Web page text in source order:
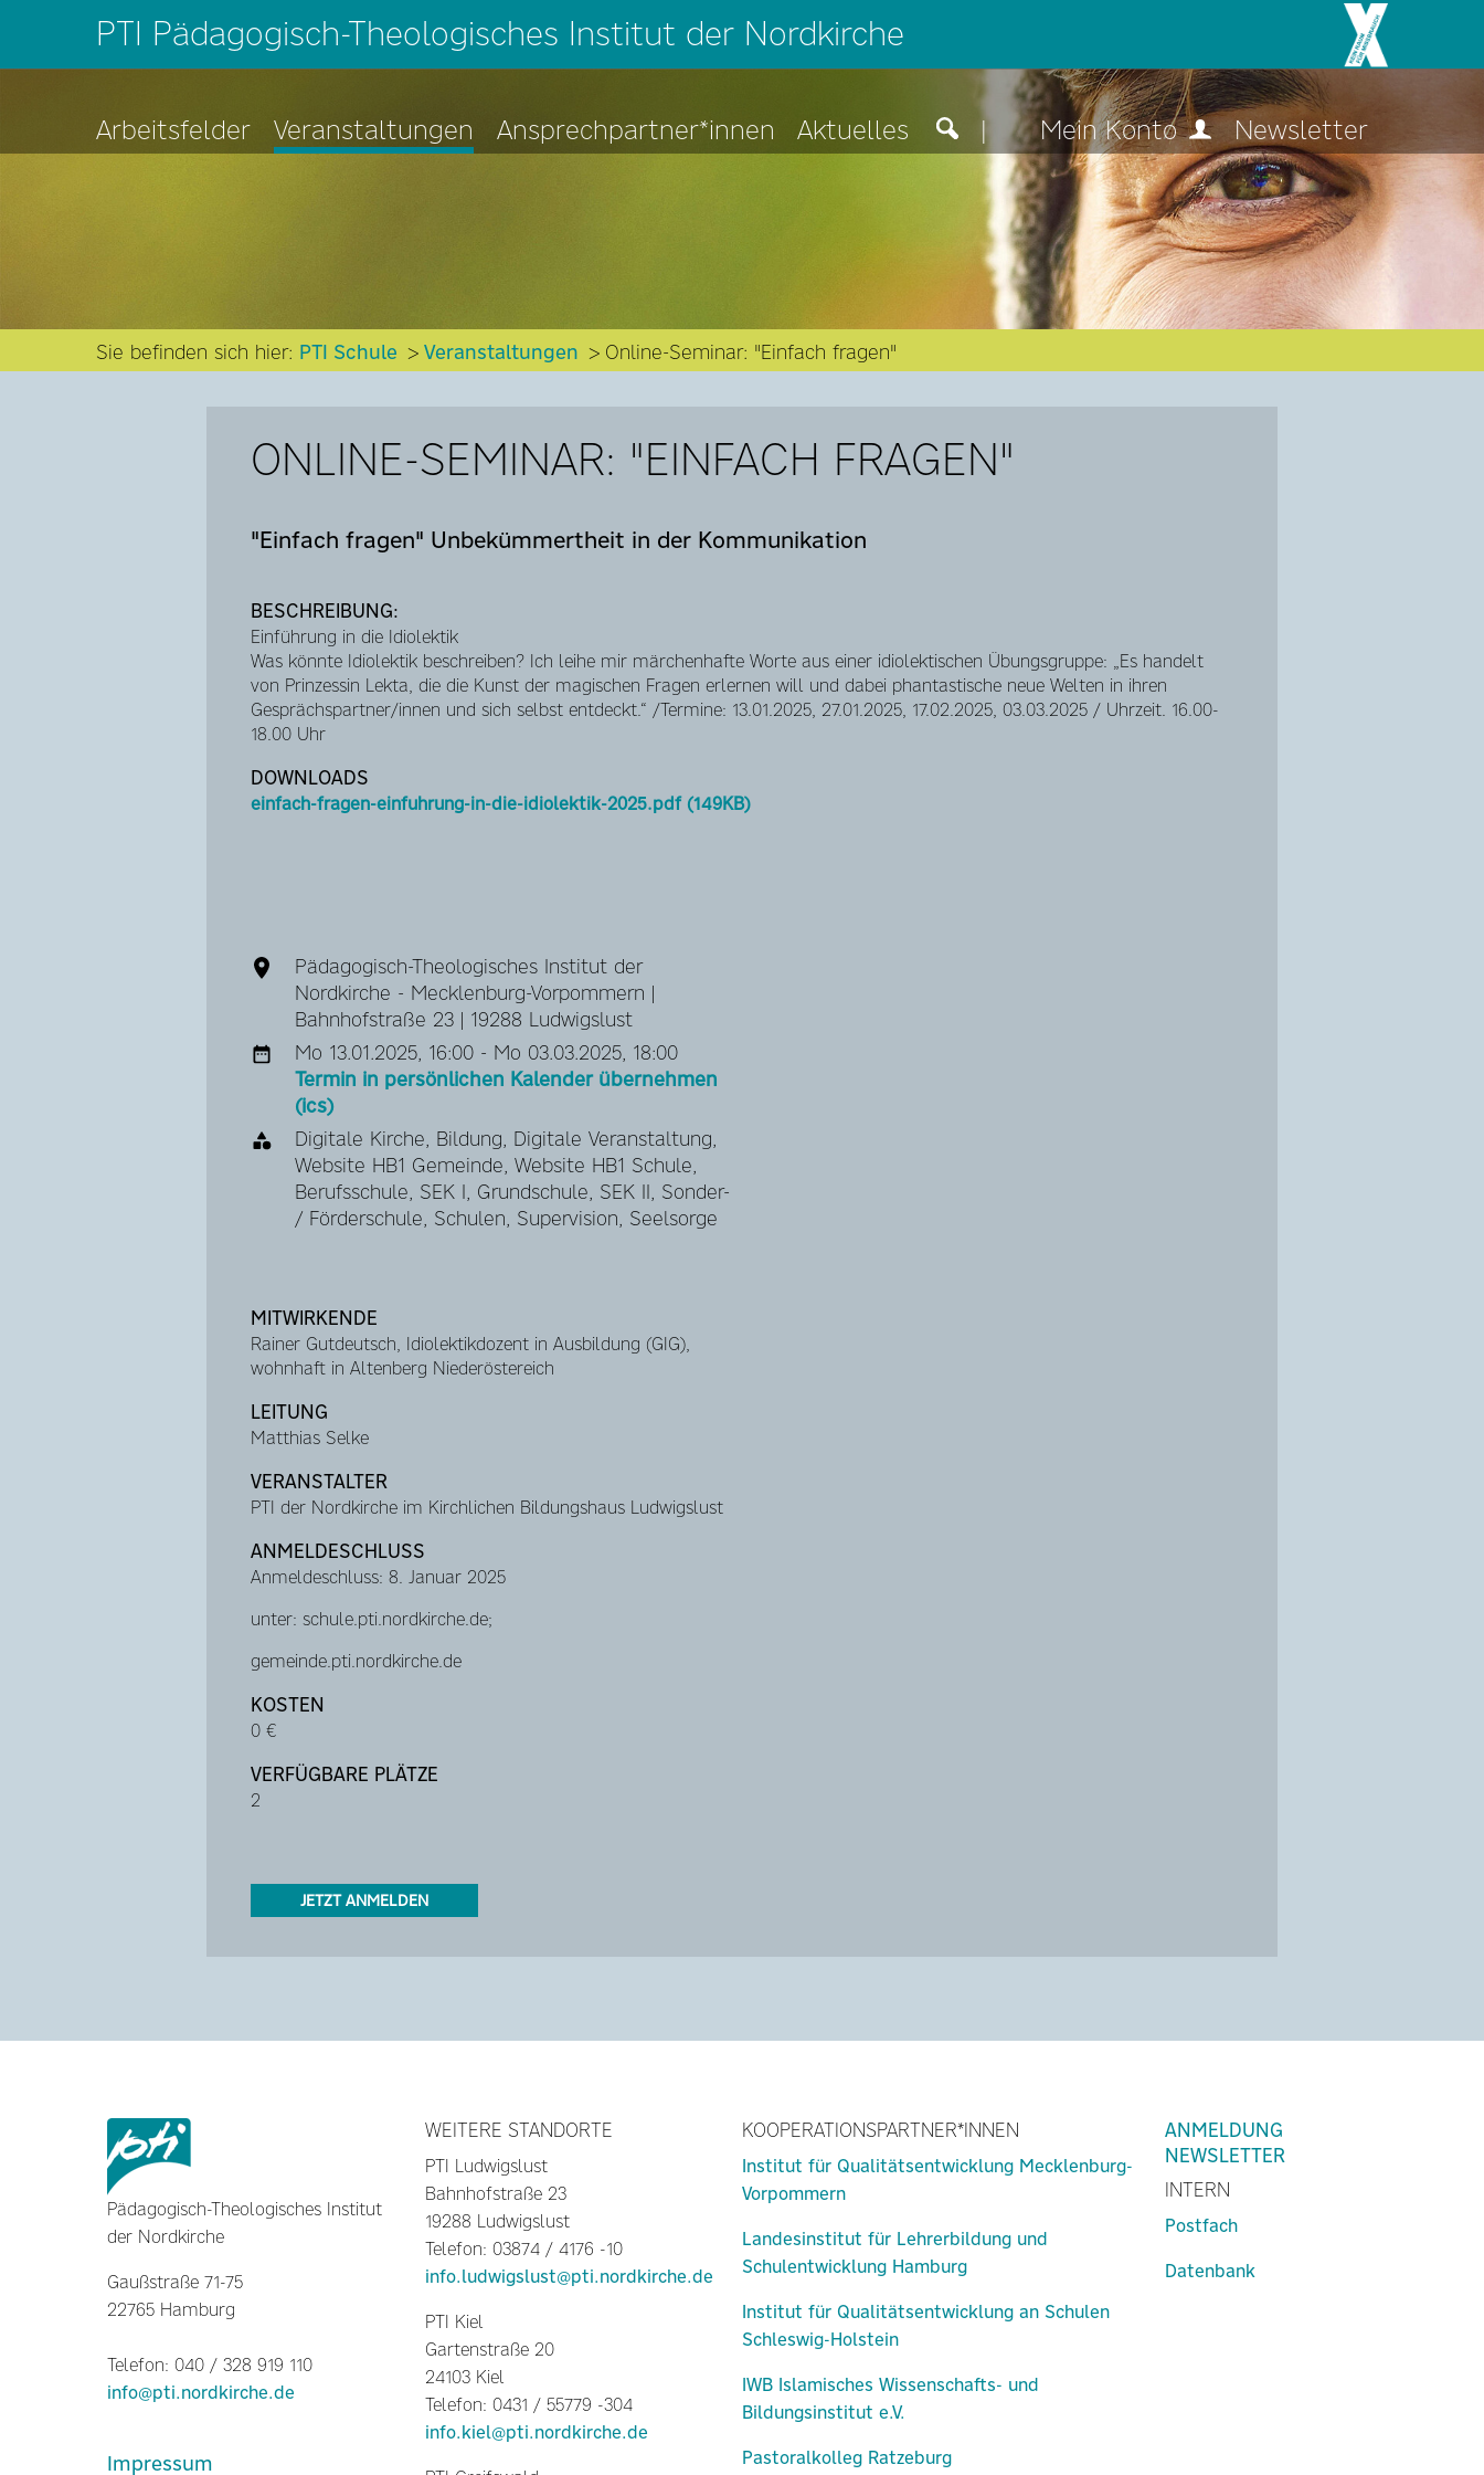
PTI Pädagogisch-Theologisches Institut der Nordkirche
Arbeitsfelder Veranstaltungen Ansprechpartner*innen Aktuelles | Mein Konto Newsletter
Sie befinden sich hier: PTI Schule Veranstaltungen Online-Seminar: "Einfach fragen"
ONLINE-SEMINAR: "EINFACH FRAGEN"
"Einfach fragen" Unbekümmertheit in der Kommunikation
BESCHREIBUNG:
Einführung in die Idiolektik
Was könnte Idiolektik beschreiben? Ich leihe mir märchenhafte Worte aus einer idiolektischen Übungsgruppe: „Es handelt
von Prinzessin Lekta, die die Kunst der magischen Fragen erlernen will und dabei phantastische neue Welten in ihren
Gesprächspartner/innen und sich selbst entdeckt.“ /Termine: 13.01.2025, 27.01.2025, 17.02.2025, 03.03.2025 / Uhrzeit. 16.00-
18.00 Uhr
DOWNLOADS
einfach-fragen-einfuhrung-in-die-idiolektik-2025.pdf (149KB)
Pädagogisch-Theologisches Institut der
Nordkirche - Mecklenburg-Vorpommern |
Bahnhofstraße 23 | 19288 Ludwigslust
Mo 13.01.2025, 16:00 - Mo 03.03.2025, 18:00
Termin in persönlichen Kalender übernehmen
(ics)
Digitale Kirche, Bildung, Digitale Veranstaltung,
Website HB1 Gemeinde, Website HB1 Schule,
Berufsschule, SEK I, Grundschule, SEK II, Sonder-
/ Förderschule, Schulen, Supervision, Seelsorge
MITWIRKENDE
Rainer Gutdeutsch, Idiolektikdozent in Ausbildung (GIG),
wohnhaft in Altenberg Niederöstereich
LEITUNG
Matthias Selke
VERANSTALTER
PTI der Nordkirche im Kirchlichen Bildungshaus Ludwigslust
ANMELDESCHLUSS
Anmeldeschluss: 8. Januar 2025
unter: schule.pti.nordkirche.de;
gemeinde.pti.nordkirche.de
KOSTEN
0 €
VERFÜGBARE PLÄTZE
2
JETZT ANMELDEN
Pädagogisch-Theologisches Institut
der Nordkirche
Gaußstraße 71-75
22765 Hamburg
Telefon: 040 / 328 919 110
info@pti.nordkirche.de
Impressum
WEITERE STANDORTE
PTI Ludwigslust
Bahnhofstraße 23
19288 Ludwigslust
Telefon: 03874 / 4176 -10
info.ludwigslust@pti.nordkirche.de
PTI Kiel
Gartenstraße 20
24103 Kiel
Telefon: 0431 / 55779 -304
info.kiel@pti.nordkirche.de
KOOPERATIONSPARTNER*INNEN
Institut für Qualitätsentwicklung Mecklenburg-
Vorpommern
Landesinstitut für Lehrerbildung und
Schulentwicklung Hamburg
Institut für Qualitätsentwicklung an Schulen
Schleswig-Holstein
IWB Islamisches Wissenschafts- und
Bildungsinstitut e.V.
Pastoralkolleg Ratzeburg
ANMELDUNG
NEWSLETTER
INTERN
Postfach
Datenbank